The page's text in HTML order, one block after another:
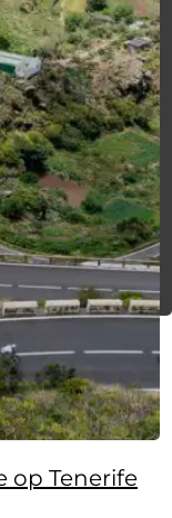
op Tenerife